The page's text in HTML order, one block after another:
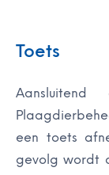
Toets
een toets
gevolg wordt